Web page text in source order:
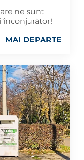
ne sunt
înconjurător!
MAI DEPARTE